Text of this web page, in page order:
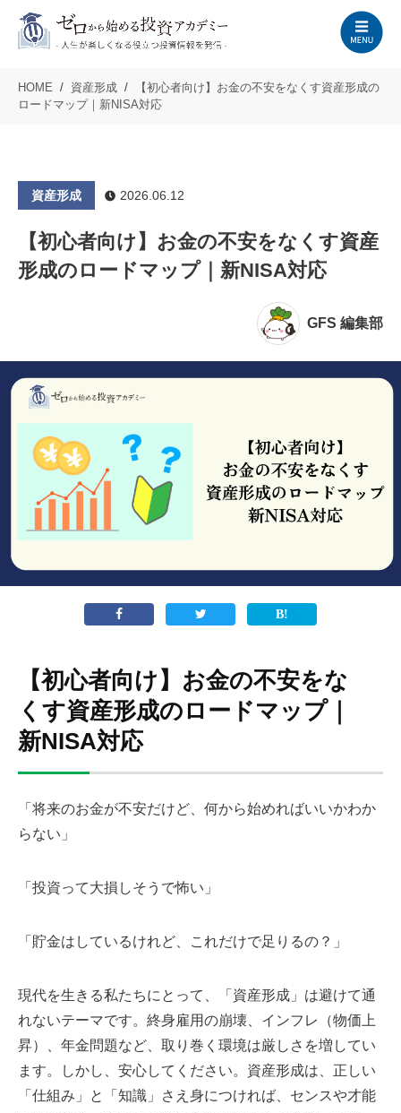
HOME 資産形成
【初心者向け】お金の不安をなくす資産形成の
ロードマップ｜新NISA対応
資産形成 2026.06.12
【初心者向け】お金の不安をなくす資産
形成のロードマップ｜新NISA対応
GFS 編集部
【初心者向け】お金の不安をな
くす資産形成のロードマップ｜
新NISA対応
「将来のお金が不安だけど、何から始めればいいかわか
らない」
「投資って大損しそうで怖い」
「貯金はしているけれど、これだけで足りるの？」
現代を生きる私たちにとって、「資産形成」は避けて通
れないテーマです。終身雇用の崩壊、インフレ（物価上
昇）、年金問題など、取り巻く環境は厳しさを増してい
ます。しかし、安心してください。資産形成は、正しい
「仕組み」と「知識」さえ身につければ、センスや才能